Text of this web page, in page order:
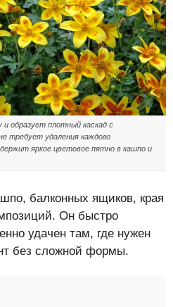
образует плотный каскад с
требует удаления каждого
яркое цветовое пятно в кашпо и
балконных ящиков, края
Он быстро
удачен там, где нужен
без сложной формы.